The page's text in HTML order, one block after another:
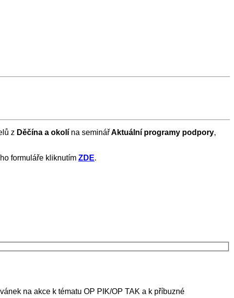
z Děčína a okolí na seminářAktuální programy podpory,
formuláře kliknutím ZDE.
na akce k tématu OP PIK/OP TAK a k příbuzné